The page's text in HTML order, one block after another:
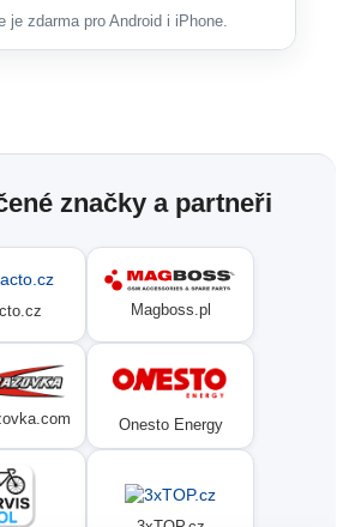
je zdarma pro Android i iPhone.
značky a partneři
Magboss.pl
Onesto Energy